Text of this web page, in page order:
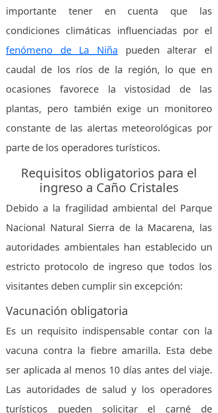
importante tener en cuenta que las
condiciones climáticas influenciadas por el
fenómeno de La Niña pueden alterar el
caudal de los ríos de la región, lo que en
ocasiones favorece la vistosidad de las
plantas, pero también exige un monitoreo
constante de las alertas meteorológicas por
parte de los operadores turísticos.
Requisitos obligatorios para el
ingreso a Caño Cristales
Debido a la fragilidad ambiental del Parque
Nacional Natural Sierra de la Macarena, las
autoridades ambientales han establecido un
estricto protocolo de ingreso que todos los
visitantes deben cumplir sin excepción:
Vacunación obligatoria
Es un requisito indispensable contar con la
vacuna contra la fiebre amarilla. Esta debe
ser aplicada al menos 10 días antes del viaje.
Las autoridades de salud y los operadores
turísticos pueden solicitar el carné de